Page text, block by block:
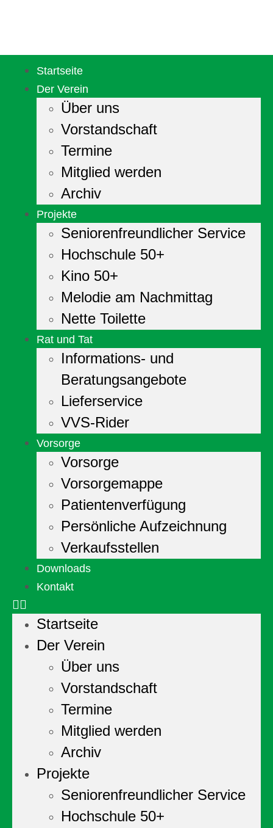
Startseite
Der Verein
Über uns
Vorstandschaft
Termine
Mitglied werden
Archiv
Projekte
Seniorenfreundlicher Service
Hochschule 50+
Kino 50+
Melodie am Nachmittag
Nette Toilette
Rat und Tat
Informations- und
Beratungsangebote
Lieferservice
VVS-Rider
Vorsorge
Vorsorge
Vorsorgemappe
Patientenverfügung
Persönliche Aufzeichnung
Verkaufsstellen
Downloads
Kontakt
Startseite
Der Verein
Über uns
Vorstandschaft
Termine
Mitglied werden
Archiv
Projekte
Seniorenfreundlicher Service
Hochschule 50+